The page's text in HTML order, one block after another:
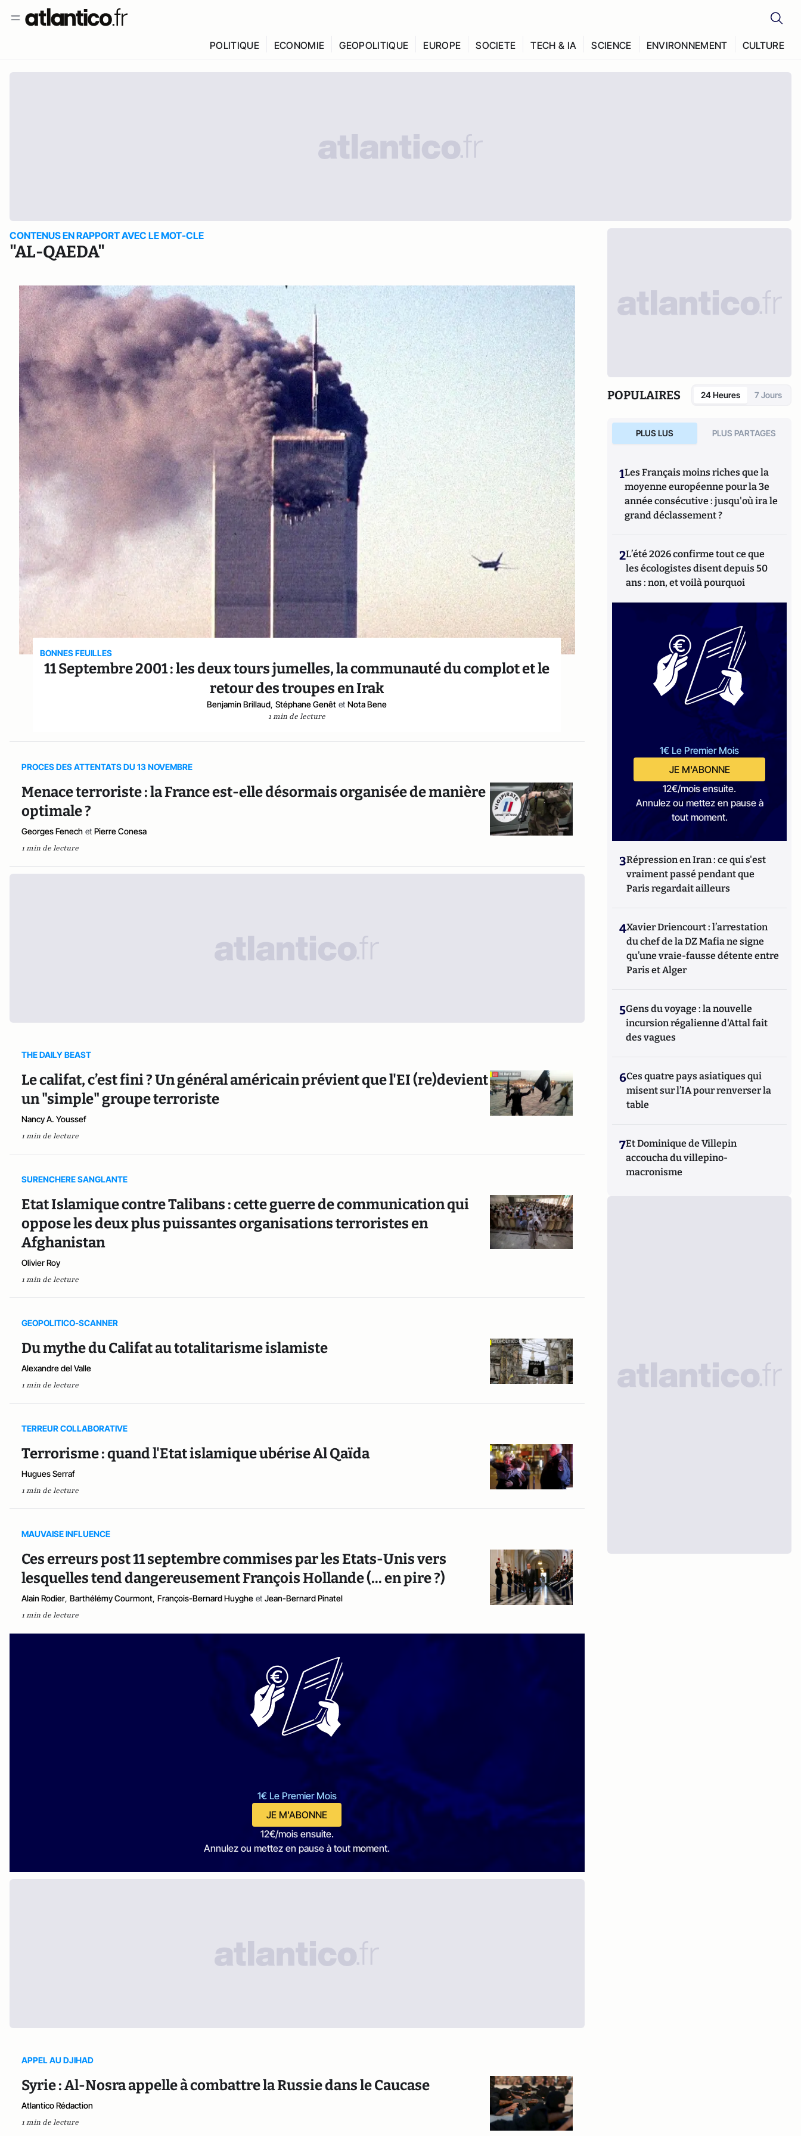
POLITIQUE ECONOMIE GEOPOLITIQUE EUROPE SOCIETE TECH & IA SCIENCE ENVIRONNEMENT CULTURE
CONTENUS EN RAPPORT AVEC LE MOT-CLE
"AL-QAEDA"
BONNES FEUILLES
11 Septembre 2001 : les deux tours jumelles, la communauté du complot et le
retour des troupes en Irak
Benjamin Brillaud, Stéphane Genêt et Nota Bene
1 min de lecture
PROCES DES ATTENTATS DU 13 NOVEMBRE
Menace terroriste : la France est-elle désormais organisée de manière
optimale ?
Georges Fenech et Pierre Conesa
1 min de lecture
THE DAILY BEAST
Le califat, c’est fini ? Un général américain prévient que l'EI (re)devient
un "simple" groupe terroriste
Nancy A. Youssef
1 min de lecture
SURENCHERE SANGLANTE
Etat Islamique contre Talibans : cette guerre de communication qui
oppose les deux plus puissantes organisations terroristes en
Afghanistan
Olivier Roy
1 min de lecture
GEOPOLITICO-SCANNER
Du mythe du Califat au totalitarisme islamiste
Alexandre del Valle
1 min de lecture
TERREUR COLLABORATIVE
Terrorisme : quand l'Etat islamique ubérise Al Qaïda
Hugues Serraf
1 min de lecture
MAUVAISE INFLUENCE
Ces erreurs post 11 septembre commises par les Etats-Unis vers
lesquelles tend dangereusement François Hollande (... en pire ?)
Alain Rodier, Barthélémy Courmont, François-Bernard Huyghe et Jean-Bernard Pinatel
1 min de lecture
1€ Le Premier Mois
JE M'ABONNE
12€/mois ensuite.
Annulez ou mettez en pause à tout moment.
APPEL AU DJIHAD
Syrie : Al-Nosra appelle à combattre la Russie dans le Caucase
Atlantico Rédaction
1 min de lecture
POPULAIRES 24 Heures 7 Jours
PLUS LUS PLUS PARTAGES
1Les Français moins riches que la
moyenne européenne pour la 3e
année consécutive : jusqu'où ira le
grand déclassement ?
2L’été 2026 confirme tout ce que
les écologistes disent depuis 50
ans : non, et voilà pourquoi
1€ Le Premier Mois
JE M'ABONNE
12€/mois ensuite.
Annulez ou mettez en pause à
tout moment.
3Répression en Iran : ce qui s'est
vraiment passé pendant que
Paris regardait ailleurs
4Xavier Driencourt : l’arrestation
du chef de la DZ Mafia ne signe
qu’une vraie-fausse détente entre
Paris et Alger
5Gens du voyage : la nouvelle
incursion régalienne d'Attal fait
des vagues
6Ces quatre pays asiatiques qui
misent sur l’IA pour renverser la
table
7Et Dominique de Villepin
accoucha du villepino-
macronisme